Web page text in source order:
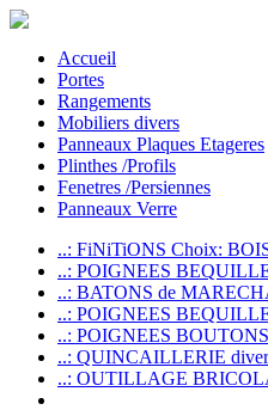
Accueil
Portes
Rangements
Mobiliers divers
Panneaux Plaques Etageres
Plinthes /Profils
Fenetres /Persiennes
Panneaux Verre
..: FiNiTiONS Choix:
..: POIGNEES
..: BATONS de
..: POIGNEES
..: POIGNEES
..: QUINCAILLERIE
..: OUTILLAGE